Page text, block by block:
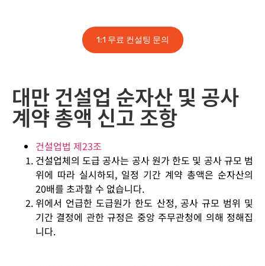
1:1 무료 컨설팅 문의
대만 건설업 순자산 및 공사
계약 총액 신고 조항
건설업법 제23조
건설업체의 도급 공사는 공사 원가 한도 및 공사 규모 범
위에 따라 실시하되, 일정 기간 계약 총액은 순자산의
20배를 초과할 수 없습니다.
위에서 언급한 도급원가 한도 산정, 공사 규모 범위 및
기간 결정에 관한 규정은 중앙 주무관청에 의해 정해집
니다.